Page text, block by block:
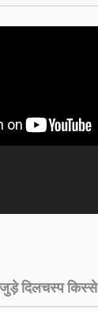
दिलचस्‍प किस्‍से